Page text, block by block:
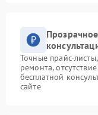
Точные прайс-
ремонта,
бесплатной
сайте